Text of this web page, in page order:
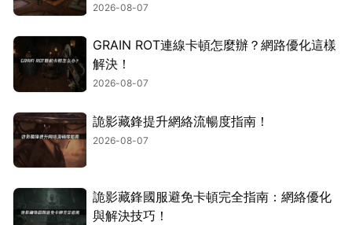
2026-08-07
GRAIN ROT連線卡頓怎麼辦？網路優化這樣
解決！
2026-08-07
詭影藏鋒提升網絡流暢度指南！
2026-08-07
詭影藏鋒國服避免卡頓完全指南：網絡優化
與解決技巧！